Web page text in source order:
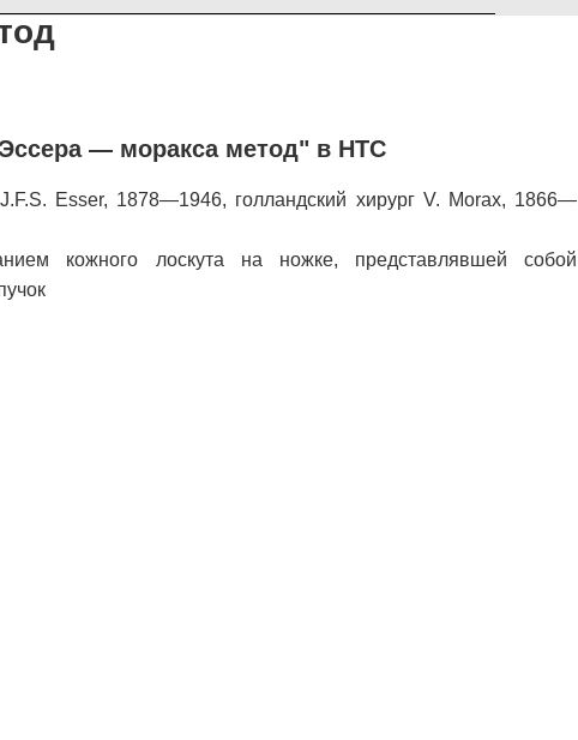
— моракса метод" в НТС
Esser, 1878—1946, голландский хирург V. Morax, 1866—
кожного лоскута на ножке, представлявшей собой